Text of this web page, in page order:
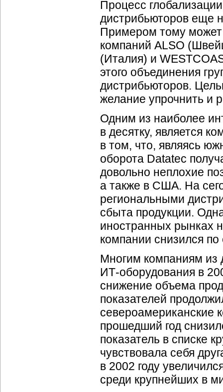
Процесс
дистрибьюторов еще
Примером тому может
компаний ALSO
(Италия) и
этого объединения
дистрибьюторов.
желание упрочнить и
Одним из наиболее
в десятку, является
в том, что, являясь
оборота Datatec
довольно неплохие
а также в США. На
региональными
сбыта продукции.
иностранных рынках
компании снизился
Многим компаниям из
ИТ-оборудования в
снижение объема
показателей
североамериканские
прошедший год
показатель в списке
чувствовала себя
в 2002 году
среди крупнейших в